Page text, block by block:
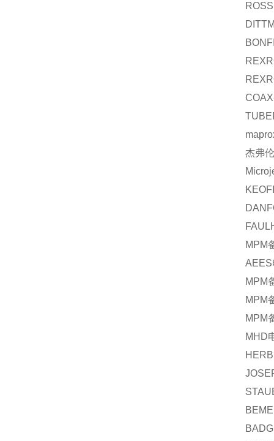
COAX
杰弗伦
MPM
AEES
MPM
MPM
MPM
MHD